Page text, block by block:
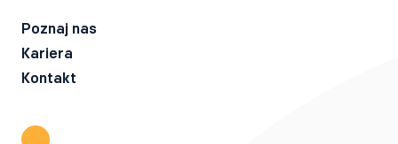
Poznaj nas
Kariera
Kontakt